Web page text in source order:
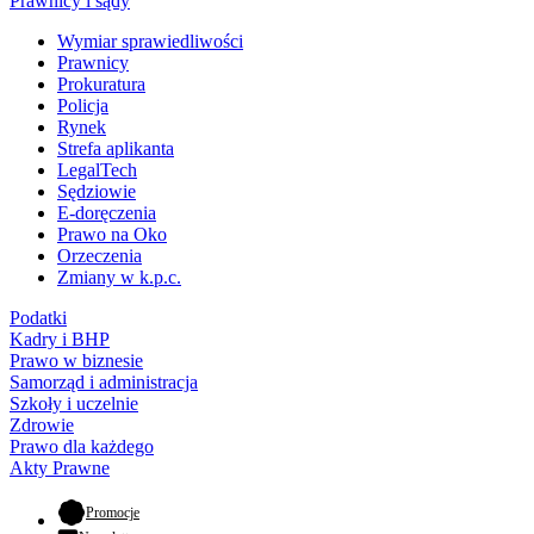
Wymiar sprawiedliwości
Prawnicy
Prokuratura
Policja
Rynek
Strefa aplikanta
LegalTech
Sędziowie
E-doręczenia
Prawo na Oko
Orzeczenia
Zmiany w k.p.c.
Podatki
Kadry i BHP
Prawo w biznesie
Samorząd i administracja
Szkoły i uczelnie
Zdrowie
Prawo dla każdego
Akty Prawne
Promocje- otwiera się w nowej karcie